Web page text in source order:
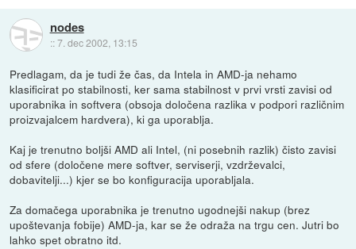
nodes
::7. dec 2002, 13:15
Predlagam, da je tudi že čas, da Intela in AMD-ja nehamo
klasificirat po stabilnosti, ker sama stabilnost v prvi vrsti zavisi od
uporabnika in softvera (obsoja določena razlika v podpori različnim
proizvajalcem hardvera), ki ga uporablja.
Kaj je trenutno boljši AMD ali Intel, (ni posebnih razlik) čisto zavisi
od sfere (določene mere softver, serviserji, vzdrževalci,
dobavitelji...) kjer se bo konfiguracija uporabljala.
Za domačega uporabnika je trenutno ugodnejši nakup (brez
upoštevanja fobije) AMD-ja, kar se že odraža na trgu cen. Jutri bo
lahko spet obratno itd.